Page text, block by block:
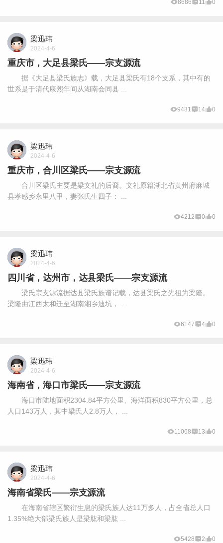
8686 11 0
梁迅玮
2024-4-6
重庆市，大足县梁氏——宗支源流
据《大足县梁氏族志》载，大足县梁氏有18个支系，其中有的
世系是于清代康熙年间从湖南会同县 ...
9431 14 0
梁迅玮
2024-4-6
重庆市，合川区梁氏——宗支源流
合川区梁氏主要是梁文礼的后裔。文礼原籍湖北省黄州府麻城
县孝感乡永里八甲，妻张氏生四子： ...
4212 0 0
梁迅玮
2024-4-6
四川省，达州市，达县梁氏——宗支源流
梁氏宗支源流据达县梁氏族谱记载，达县梁氏之先祖为梁隆。
梁隆由江西太和迁至湖南湘乡迪坑， ...
6147 4 0
梁迅玮
2024-4-6
海南省，海口市梁氏——宗支源流
海口市陆地面积2304.84平方公里、海洋面积830平方公里，总
人口143万人，其中梁氏人2.8万人， ...
11068 13 0
梁迅玮
2024-4-6
海南省梁氏——宗支源流
在海南省辖区繁衍生息的梁氏族人达11万多人，占全省总人口
1.35%绝大部梁氏族人是梁肱和梁肱 ...
5428 2 0